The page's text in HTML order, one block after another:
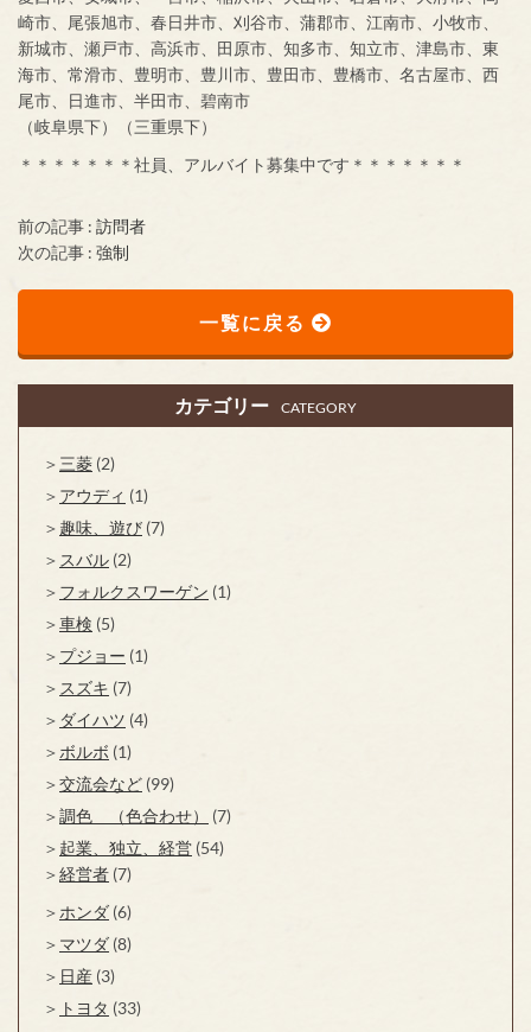
崎市、尾張旭市、春日井市、刈谷市、蒲郡市、江南市、小牧市、
新城市、瀬戸市、高浜市、田原市、知多市、知立市、津島市、東
海市、常滑市、豊明市、豊川市、豊田市、豊橋市、名古屋市、西
尾市、日進市、半田市、碧南市
（岐阜県下）（三重県下）
＊＊＊＊＊＊＊社員、アルバイト募集中です＊＊＊＊＊＊＊
前の記事 : 訪問者
次の記事 : 強制
一覧に戻る
カテゴリー CATEGORY
三菱 (2)
アウディ (1)
趣味、遊び (7)
スバル (2)
フォルクスワーゲン (1)
車検 (5)
プジョー (1)
スズキ (7)
ダイハツ (4)
ボルボ (1)
交流会など (99)
調色 （色合わせ）
(7)
起業、独立、経営 (54)
経営者 (7)
ホンダ (6)
マツダ (8)
日産 (3)
トヨタ (33)